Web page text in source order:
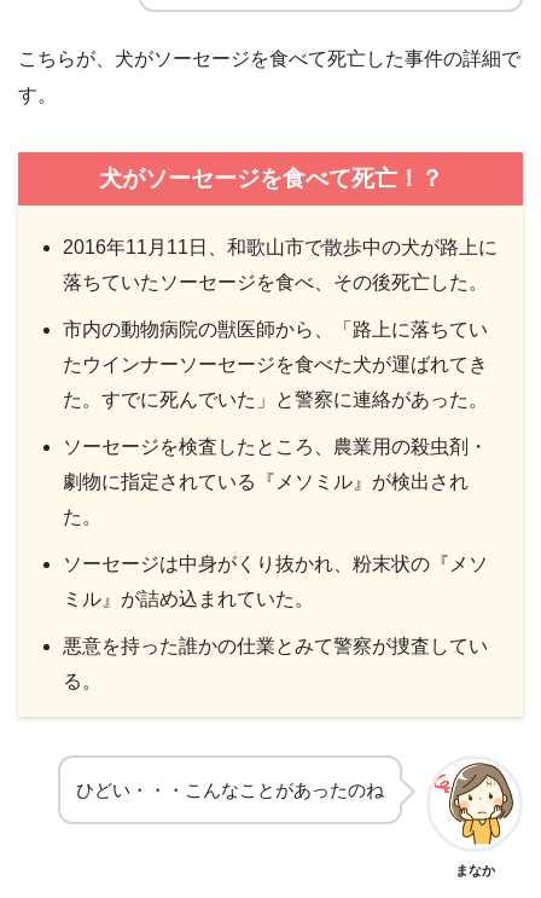
こちらが、犬がソーセージを食べて死亡した事件の詳細で
す。
犬がソーセージを食べて死亡！？
2016年11月11日、和歌山市で散歩中の犬が路上に
落ちていたソーセージを食べ、その後死亡した。
市内の動物病院の獣医師から、「路上に落ちてい
たウインナーソーセージを食べた犬が運ばれてき
た。すでに死んでいた」と警察に連絡があった。
ソーセージを検査したところ、農業用の殺虫剤・
劇物に指定されている『メソミル』が検出され
た。
ソーセージは中身がくり抜かれ、粉末状の『メソ
ミル』が詰め込まれていた。
悪意を持った誰かの仕業とみて警察が捜査してい
る。
ひどい・・・こんなことがあったのね
まなか